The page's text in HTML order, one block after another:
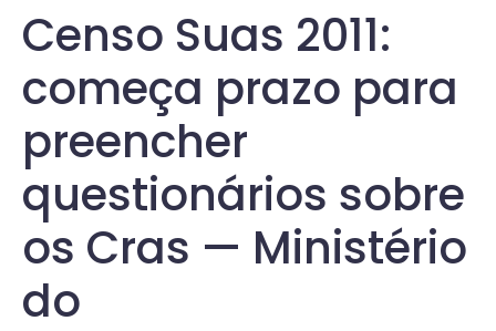
Censo Suas 2011:
começa prazo para
preencher
questionários sobre
os Cras — Ministério
do